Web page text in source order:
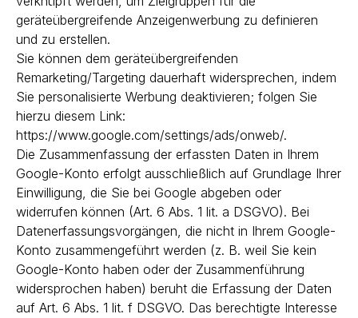
geräteübergreifende Anzeigenwerbung zu definieren
und zu erstellen.
Sie können dem geräteübergreifenden
Remarketing/Targeting dauerhaft widersprechen, indem
Sie personalisierte Werbung deaktivieren; folgen Sie
hierzu diesem Link:
https://www.google.com/settings/ads/onweb/.
Die Zusammenfassung der erfassten Daten in Ihrem
Google-Konto erfolgt ausschließlich auf Grundlage Ihrer
Einwilligung, die Sie bei Google abgeben oder
widerrufen können (Art. 6 Abs. 1 lit. a DSGVO). Bei
Datenerfassungsvorgängen, die nicht in Ihrem Google-
Konto zusammengeführt werden (z. B. weil Sie kein
Google-Konto haben oder der Zusammenführung
widersprochen haben) beruht die Erfassung der Daten
auf Art. 6 Abs. 1 lit. f DSGVO. Das berechtigte Interesse